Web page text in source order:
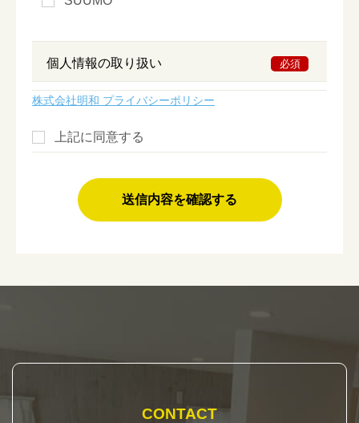
個人情報の取り扱い 必須
株式会社明和 プライバシーポリシー
上記に同意する
CONTACT